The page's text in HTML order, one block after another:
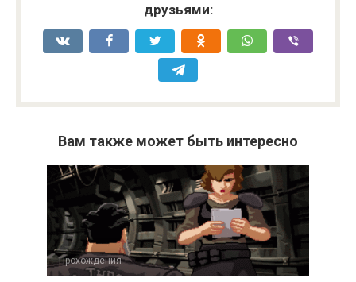
друзьями:
Вам также может быть интересно
Прохождения